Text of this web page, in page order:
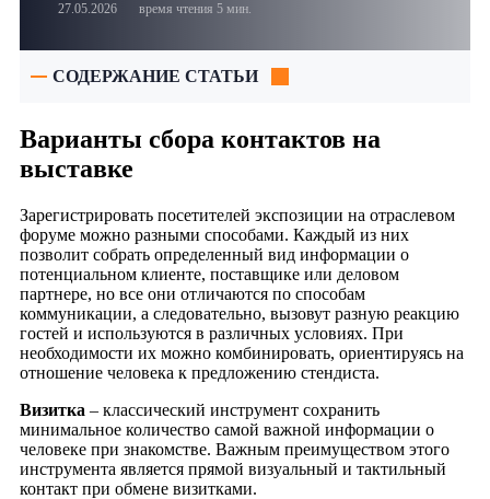
27.05.2026 время чтения 5 мин.
СОДЕРЖАНИЕ СТАТЬИ
Варианты сбора контактов на
выставке
Зарегистрировать посетителей экспозиции на отраслевом
форуме можно разными способами. Каждый из них
позволит собрать определенный вид информации о
потенциальном клиенте, поставщике или деловом
партнере, но все они отличаются по способам
коммуникации, а следовательно, вызовут разную реакцию
гостей и используются в различных условиях. При
необходимости их можно комбинировать, ориентируясь на
отношение человека к предложению стендиста.
Визитка – классический инструмент сохранить
минимальное количество самой важной информации о
человеке при знакомстве. Важным преимуществом этого
инструмента является прямой визуальный и тактильный
контакт при обмене визитками.